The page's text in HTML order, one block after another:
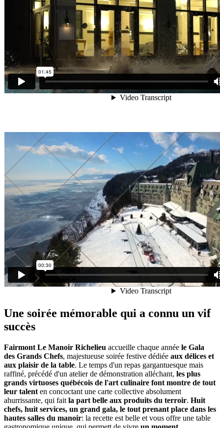
Une soirée mémorable qui a connu un vif
succès
Fairmont Le Manoir Richelieu accueille chaque année le Gala
des Grands Chefs, majestueuse soirée festive dédiée aux délices et
aux plaisir de la table. Le temps d'un repas gargantuesque mais
raffiné, précédé d'un atelier de démonstration alléchant, les plus
grands virtuoses québécois de l'art culinaire font montre de tout
leur talent en concoctant une carte collective absolument
ahurrissante, qui fait la part belle aux produits du terroir. Huit
chefs, huit services, un grand gala, le tout prenant place dans les
hautes salles du manoir: la recette est belle et vous offre une table